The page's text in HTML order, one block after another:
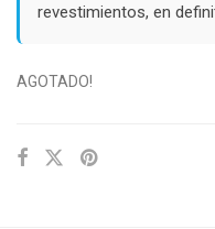
revestimientos, en
AGOTADO!